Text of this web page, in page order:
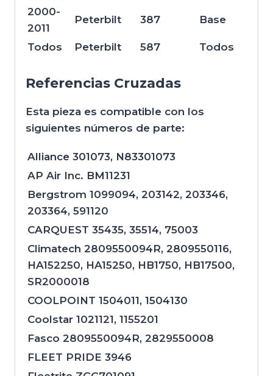
2000-
2011
Peterbilt 387 Base
Todos Peterbilt 587 Todos
Referencias Cruzadas
Esta pieza es compatible con los
siguientes números de parte:
Alliance 301073, N83301073
AP Air Inc. BM11231
Bergstrom 1099094, 203142, 203346,
203364, 591120
CARQUEST 35435, 35514, 75003
Climatech 2809550094R, 2809550116,
HA152250, HA15250, HB1750, HB17500,
SR2000018
COOLPOINT 1504011, 1504130
Coolstar 1021121, 1155201
Fasco 2809550094R, 2829550008
FLEET PRIDE 3946